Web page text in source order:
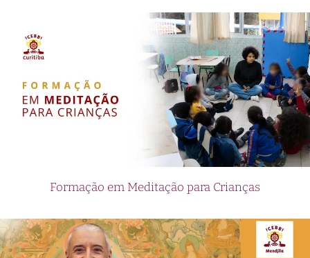
Formação em Meditação para Crianças